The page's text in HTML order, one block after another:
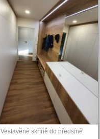
Vestavěné skříně do předsíně